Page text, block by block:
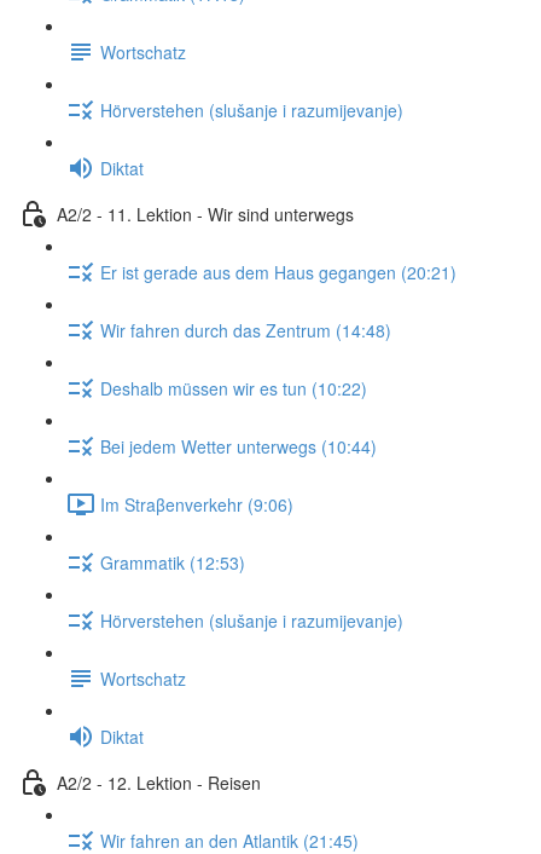
Wortschatz
Hörverstehen (slušanje i razumijevanje)
Diktat
A2/2 - 11. Lektion - Wir sind unterwegs
Er ist gerade aus dem Haus gegangen (20:21)
Wir fahren durch das Zentrum (14:48)
Deshalb müssen wir es tun (10:22)
Bei jedem Wetter unterwegs (10:44)
Im Straβenverkehr (9:06)
Grammatik (12:53)
Hörverstehen (slušanje i razumijevanje)
Wortschatz
Diktat
A2/2 - 12. Lektion - Reisen
Wir fahren an den Atlantik (21:45)